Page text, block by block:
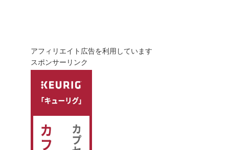
アフィリエイト広告を利用しています
スポンサーリンク